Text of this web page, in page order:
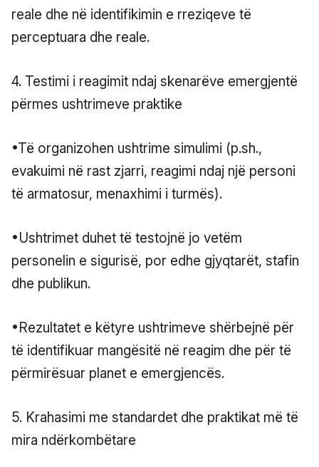
reale dhe në identifikimin e rreziqeve të
perceptuara dhe reale.
4. Testimi i reagimit ndaj skenarëve emergjentë
përmes ushtrimeve praktike
•Të organizohen ushtrime simulimi (p.sh.,
evakuimi në rast zjarri, reagimi ndaj një personi
të armatosur, menaxhimi i turmës).
•Ushtrimet duhet të testojnë jo vetëm
personelin e sigurisë, por edhe gjyqtarët, stafin
dhe publikun.
•Rezultatet e këtyre ushtrimeve shërbejnë për
të identifikuar mangësitë në reagim dhe për të
përmirësuar planet e emergjencës.
5. Krahasimi me standardet dhe praktikat më të
mira ndërkombëtare